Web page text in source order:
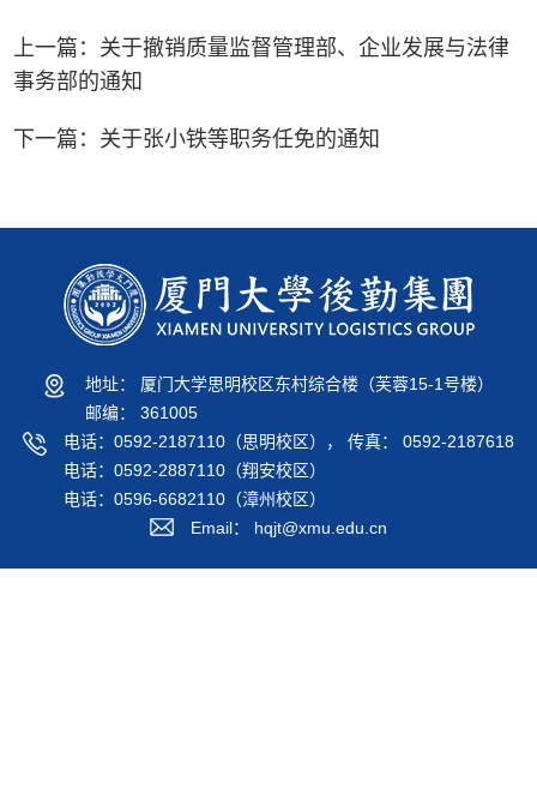
上一篇： 关于撤销质量监督管理部、企业发展与法律
事务部的通知
下一篇： 关于张小铁等职务任免的通知
地址： 厦门大学思明校区东村综合楼（芙蓉15-1号楼）
邮编： 361005
电话：0592-2187110（思明校区）， 传真： 0592-2187618
电话：0592-2887110（翔安校区）
电话：0596-6682110（漳州校区）
Email： hqjt@xmu.edu.cn